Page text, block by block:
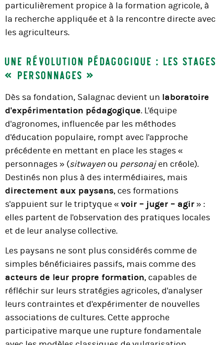
particulièrement propice à la formation agricole, à
la recherche appliquée et à la rencontre directe avec
les agriculteurs.
Une révolution pédagogique : les stages
« personnages »
Dès sa fondation, Salagnac devient un laboratoire
d'expérimentation pédagogique. L'équipe
d'agronomes, influencée par les méthodes
d'éducation populaire, rompt avec l'approche
précédente en mettant en place les stages «
personnages » (sitwayen ou personajen créole).
Destinés non plus à des intermédiaires, mais
directement aux paysans, ces formations
s'appuient sur le triptyque «voir – juger – agir» :
elles partent de l'observation des pratiques locales
et de leur analyse collective.
Les paysans ne sont plus considérés comme de
simples bénéficiaires passifs, mais comme des
acteurs de leur propre formation, capables de
réfléchir sur leurs stratégies agricoles, d'analyser
leurs contraintes et d'expérimenter de nouvelles
associations de cultures. Cette approche
participative marque une rupture fondamentale